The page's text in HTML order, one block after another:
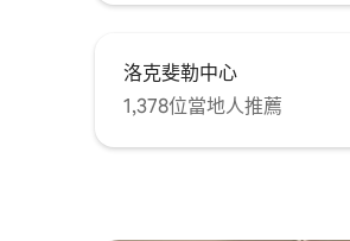
洛克斐勒中心
1,378位當地人推薦